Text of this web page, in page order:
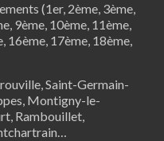
(1er, 2ème, 3ème,
9ème, 10ème, 11ème,
16ème, 17ème, 18ème,
,Saint-Germain-
Montigny-le-
, Rambouillet,
…